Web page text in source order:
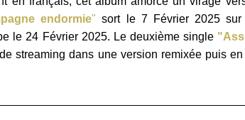
endormie" sort le 7 Février 2025 sur
le 24 Février 2025. Le deuxième single
streaming dans une version remixée puis